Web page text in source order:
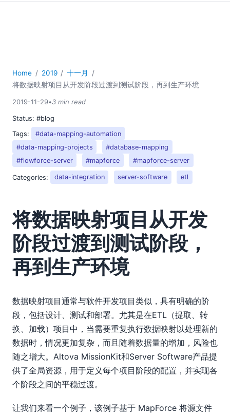
Home 2019
十一月
将数据映射项目从开发阶段过渡到测试阶段，再到生产环境
2019-11-29•3 min read
Status: #blog
Tags:
#data-mapping-automation
#data-mapping-projects
#database-mapping
#flowforce-server
#mapforce #mapforce-server
Categories: data-integration server-software etl
将数据映射项目从开发
阶段过渡到测试阶段，
再到生产环境
数据映射项目通常与软件开发项目类似，具有明确的阶
段，包括设计、测试和部署。尤其是在ETL（提取、转
换、加载）项目中，当需要重复执行数据映射以处理新的
数据时，情况更加复杂，而且随着数据量的增加，风险也
随之增大。Altova MissionKit和Server Software产品提
供了全局资源，用于定义每个项目阶段的配置，并实现各
个阶段之间的平稳过渡。
让我们来看一个例子，该例子基于 MapForce 将源文件